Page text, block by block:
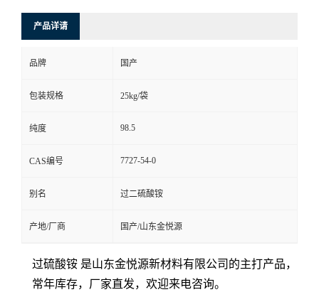
产品详请
品牌 国产
包装规格 25kg/袋
纯度 98.5
CAS编号 7727-54-0
别名 过二硫酸铵
产地/厂商 国产/山东金悦源
过硫酸铵 是山东金悦源新材料有限公司的主打产品，
常年库存，厂家直发，欢迎来电咨询。